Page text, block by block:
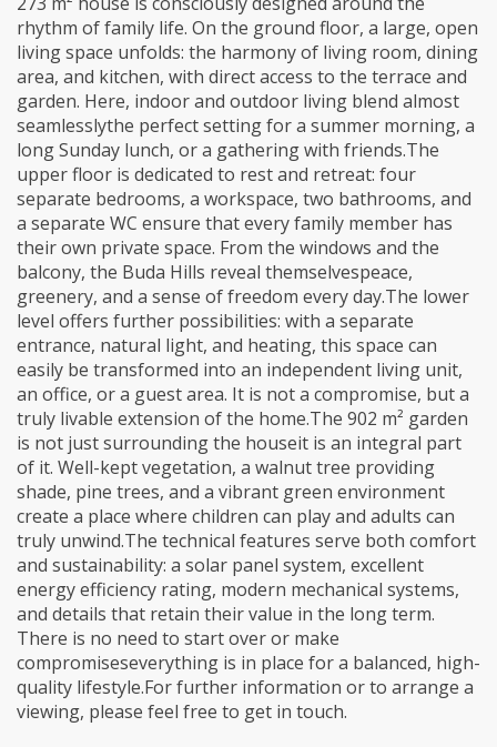
rhythm of family life. On the ground floor, a large, open
living space unfolds: the harmony of living room, dining
area, and kitchen, with direct access to the terrace and
garden. Here, indoor and outdoor living blend almost
seamlesslythe perfect setting for a summer morning, a
long Sunday lunch, or a gathering with friends.The
upper floor is dedicated to rest and retreat: four
separate bedrooms, a workspace, two bathrooms, and
a separate WC ensure that every family member has
their own private space. From the windows and the
balcony, the Buda Hills reveal themselvespeace,
greenery, and a sense of freedom every day.The lower
level offers further possibilities: with a separate
entrance, natural light, and heating, this space can
easily be transformed into an independent living unit,
an office, or a guest area. It is not a compromise, but a
truly livable extension of the home.The 902 m² garden
is not just surrounding the houseit is an integral part
of it. Well-kept vegetation, a walnut tree providing
shade, pine trees, and a vibrant green environment
create a place where children can play and adults can
truly unwind.The technical features serve both comfort
and sustainability: a solar panel system, excellent
energy efficiency rating, modern mechanical systems,
and details that retain their value in the long term.
There is no need to start over or make
compromiseseverything is in place for a balanced, high-
quality lifestyle.For further information or to arrange a
viewing, please feel free to get in touch.